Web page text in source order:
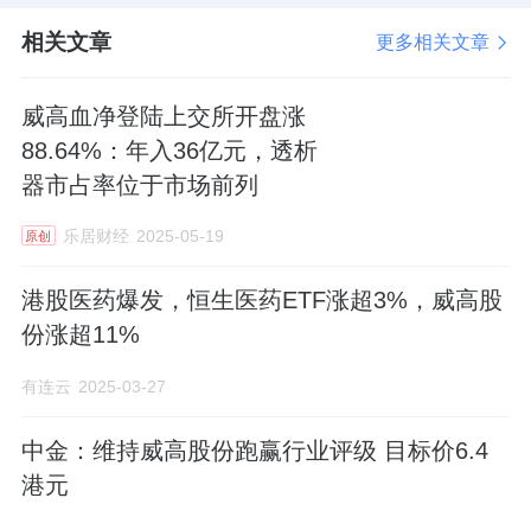
相关文章 更多相关文章
威高血净登陆上交所开盘涨
88.64%：年入36亿元，透析
器市占率位于市场前列
原创 乐居财经 2025-05-19
港股医药爆发，恒生医药ETF涨超3%，威高股
份涨超11%
有连云 2025-03-27
中金：维持威高股份跑赢行业评级 目标价6.4
港元